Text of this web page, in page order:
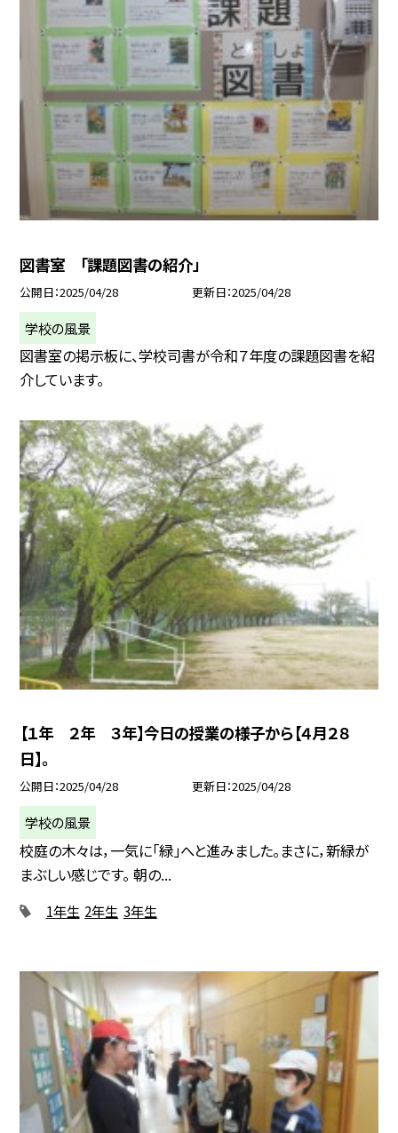
図書室 「課題図書の紹介」
公開日 2025/04/28 更新日 2025/04/28
学校の風景
図書室の掲示板に、学校司書が令和７年度の課題図書を紹
介しています。
【１年 ２年 ３年】今日の授業の様子から【４月２８
日】。
公開日 2025/04/28 更新日 2025/04/28
学校の風景
校庭の木々は，一気に「緑」へと進みました。まさに，新緑が
まぶしい感じです。 朝の...
1年生 2年生 3年生